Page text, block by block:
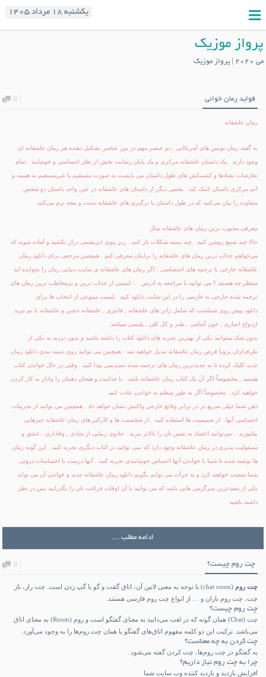
یکشنبه ۱۸ مرداد ۱۴۰۵
پرواز موزیک
می 2020 | پرواز موزیک
فواید رمان خوانی 0
رمان عاشقانه
به گفته رمان نویس های آمریکایی , دو عنصر مهم در بین عناصر تشکیل دهنده هر رمان عاشقانه ای
وجود دارند . یک داستان عاشقانه مرکزی و یک پایان رضایت بخش از نظر احساسی و خوشایند . تمام
تعارضات تضادها و کشمکش های طول داستان می بایست به صورت مستقیم یا غیرمستقیم به هسته و
اتم مرکزی داستان کمک کند . بعضی دیگر از داستان های عاشقانه در عین واحد داستان دو شخص
متفاوت را بیان می‌کنند که در طول داستان با درگیری های عاشقانه دست و پنجه نرم می‌کنند
معرفی محبوب ترین رمان های عاشقانه سال
حالا چند شمع روشن کنید . چند بسته شکلات باز کنید . زیر پتوی ابریشمی دراز بکشید و آماده شوید که
می‌خواهم جذاب ترین رمان های عاشقانه را برایتان معرفی کنم . همچنین مرجعی برایدانلود رمان
عاشقانه خارجی با ترجمه های اختصاصی . اگر رمان های عاشقانه ی سایت دنیایی رمان را نخوانده اید
منتظر چه هستید ؟ می توانید با مراجعه به ادرس :. . لیستی از جذاب ترین و پرمخاطب ترین رمان های
ترجمه شده خارجی به فارسی را در این سایت دانلود کنید . لیست متنوعی از انتخاب ها برای
دانلود پیش روی شماست که شامل ژانر های عاشقانه , فانتزی , عاشقانه خشن و عاشقانه با تم تیره ,
ازدواج اجباری , خون آشامی , طنز و کل کلی , پلیسی میباشد
بدون شک میتوانید یکی از بهترین تجربه های دانلود کتاب را داشته باشید و بدون تردید به یکی از
طرفداران پروپا قرص رمان عاشقانه تبدیل خواهید شد . همچنین می توانید روی دسته بندیدانلود رمان
جدید کلیک کرده تا به جدیدترین رمان های ترجمه شده دسترسی پیدا کنید . وقتی در حال خواندن کتاب
هستید , مخصوصاً اگر آن یک کتاب رمان عاشقانه باشد . با جذابیت و هیجان ذهنتان را وادار به کار کردن
خواهید کرد . مخصوصاً اگر به طور منظم به خواندن عادت کنید
ذهن شما خیلی سریع تر در برابر وقایع خارجی واکنش نشان خواهد داد . همچنین می توانید از تجربیات
احساسی آنها.. از صمیمیت ها استفاده کنید ..از شخصیت ها و کارکتر های رمان عاشقانه چیزهایی
بیاموزید .. می‌توانید اعتماد به نفس تان را بالاتر ببرید.. جادوی زیبایی از شادی , وفاداری ..عشق و
مسئولیت پذیری در رمان عاشقانه وجود دارد که نمی توانید در کتاب دیگری تجربه کنید . این گونه رمان
ها نوشته شده تا شما با خواندن آنها احساس خوشایندی تجربه کنید . آنها درست با احساسات درونی
شما صحبت خواهند کرد و به جرأت می توانم بگویم دانلود رمان عاشقانه جدید و خواندن آن می تواند
یکی از مفیدترین سرگرمی هایی باشد که می توانید با آن اوقات فراغت تان را بگذرانید پس در نظر
داشته باشید
ادامه مطلب ...
چت روم چیست؟ 0
چت روم
(chat room) با توجه به معنی لاتین آن، اتاق گفت و گو یا گپ زدن است. چت راز، ناز
چت، چت روم باران و … از انواع چت روم فارسی هستند.
چت روم چیست؟
چت (Chat) همان گونه که در لغت می‌دانید به معنای گفتگو است و روم (Room) به معنای اتاق
می‌باشد. ترکیب این دو کلمه مفهوم اتاق‌های گفتگو یا همان چت روم‌ها ‌را به وجود می‌آورد.
چت کردن به چه معناست؟
به گفتگو در چت روم‌ها، چت کردن گفته می‌شود.
چرا به چت روم نیاز داریم؟
افزایش بازدید و بازدید کننده وب سایت شما